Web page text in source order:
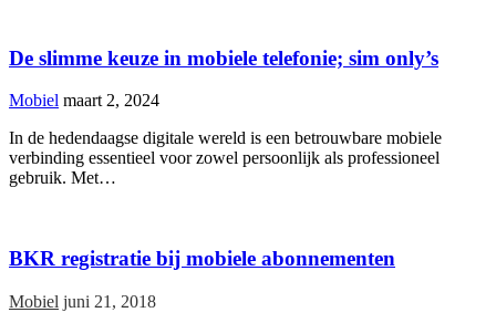
De slimme keuze in mobiele telefonie; sim only’s
Mobiel maart 2, 2024
In de hedendaagse digitale wereld is een betrouwbare mobiele
verbinding essentieel voor zowel persoonlijk als professioneel
gebruik. Met…
BKR registratie bij mobiele abonnementen
Mobiel juni 21, 2018